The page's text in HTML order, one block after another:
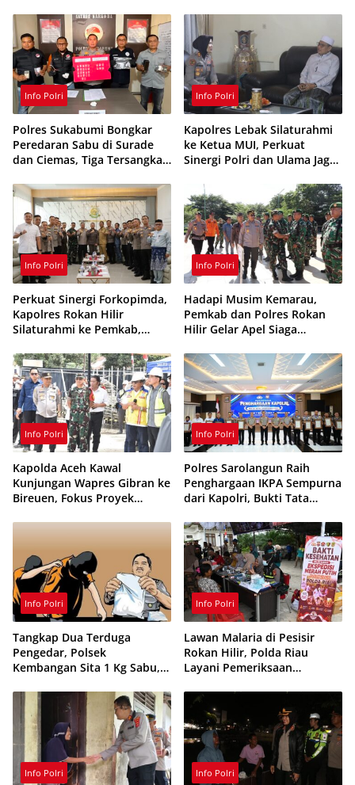
Info Polri
Polres Sukabumi Bongkar
Peredaran Sabu di Surade
dan Ciemas, Tiga Tersangka
Info Polri
Kapolres Lebak Silaturahmi
ke Ketua MUI, Perkuat
Sinergi Polri dan Ulama Jaga
Info Polri
Perkuat Sinergi Forkopimda,
Kapolres Rokan Hilir
Silaturahmi ke Pemkab,
Info Polri
Hadapi Musim Kemarau,
Pemkab dan Polres Rokan
Hilir Gelar Apel Siaga
Sinergi Cegah Kebakaran
Info Polri
Kapolda Aceh Kawal
Kunjungan Wapres Gibran ke
Bireuen, Fokus Proyek
Info Polri
Polres Sarolangun Raih
Penghargaan IKPA Sempurna
dari Kapolri, Bukti Tata
Berintegritas
Info Polri
Tangkap Dua Terduga
Pengedar, Polsek
Kembangan Sita 1 Kg Sabu,
Ribu Butir Obat Keras
Info Polri
Lawan Malaria di Pesisir
Rokan Hilir, Polda Riau
Layani Pemeriksaan
Info Polri Info Polri